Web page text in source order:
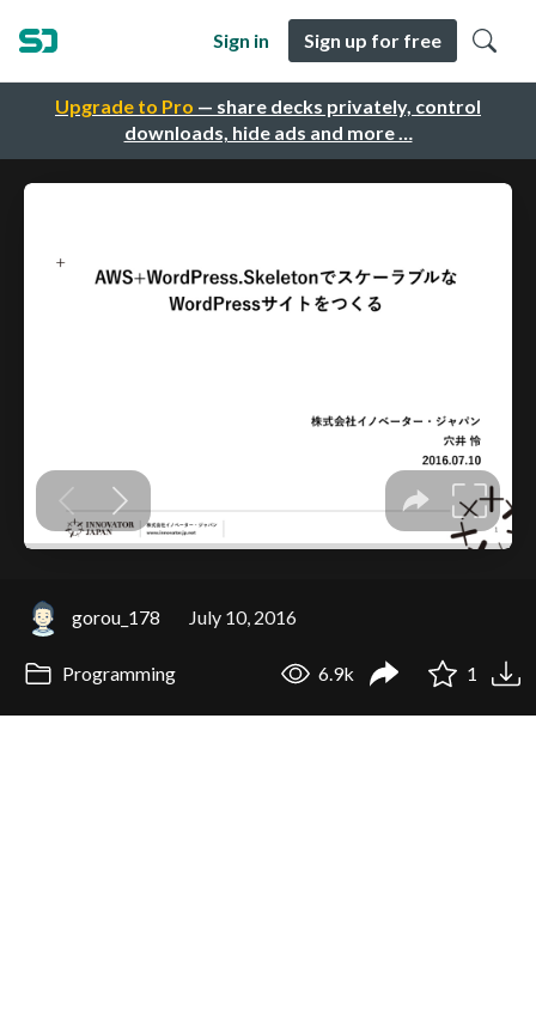
Upgrade to Pro — share decks privately, control
downloads, hide ads and more …
Sign in Sign up for free
gorou_178 July 10, 2016
Programming 6.9k 1